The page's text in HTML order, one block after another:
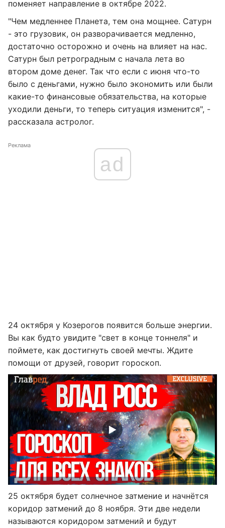
поменяет направление в октябре 2022.
"Чем медленнее Планета, тем она мощнее. Сатурн
- это грузовик, он разворачивается медленно,
достаточно осторожно и очень на влияет на нас.
Сатурн был ретроградным с начала лета во
втором доме денег. Так что если с июня что-то
было с деньгами, нужно было экономить или были
какие-то финансовые обязательства, на которые
уходили деньги, то теперь ситуация изменится", -
рассказала астролог.
Реклама
ad
24 октября у Козерогов появится больше энергии.
Вы как будто увидите "свет в конце тоннеля" и
поймете, как достигнуть своей мечты. Ждите
помощи от друзей, говорит гороскоп.
25 октября будет солнечное затмение и начнётся
коридор затмений до 8 ноября. Эти две недели
называются коридором затмений и будут